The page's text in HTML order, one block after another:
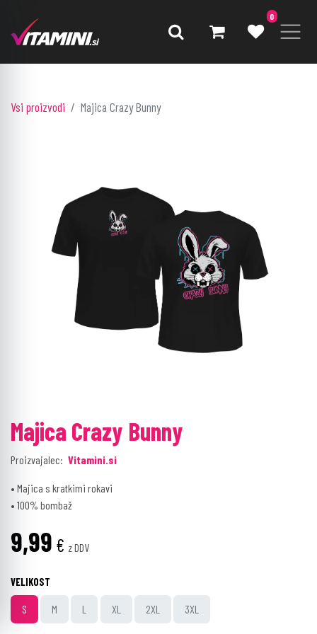
0
Vsi proizvodi Majica Crazy Bunny
Majica Crazy Bunny
Proizvajalec: Vitamini.si
• Majica s kratkimi rokavi
• 100% bombaž
9,99 € z DDV
VELIKOST
S M L XL 2XL 3XL